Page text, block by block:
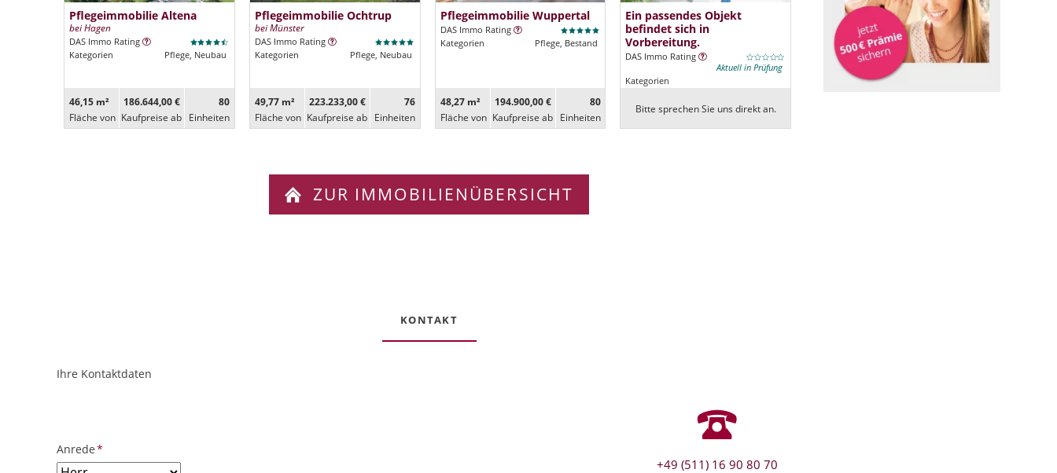
Pflegeimmobilie Altena
bei Hagen
DAS Immo Rating
Kategorien
Pflege, Neubau
46,15 m²
Fläche von
186.644,00 €
Kaufpreise ab
80
Ein­heiten
Pflegeimmobilie Ochtrup
bei Münster
DAS Immo Rating
Kategorien
Pflege, Neubau
49,77 m²
Fläche von
223.233,00 €
Kaufpreise ab
76
Ein­heiten
Pflegeimmobilie Wuppertal
DAS Immo Rating
Kategorien
Pflege, Bestand
48,27 m²
Fläche von
194.900,00 €
Kaufpreise ab
80
Ein­heiten
Ein passendes Objekt
befindet sich in
Vorbereitung.
DAS Immo Rating
Aktuell in Prüfung
Kategorien
Bitte sprechen Sie uns direkt an.
ZUR IMMOBILIENÜBERSICHT
KONTAKT
ObjektPlatzhalter
URL
Ihre Kontaktdaten
Pflichtfeld
Anrede*
+49 (511) 16 90 80 70